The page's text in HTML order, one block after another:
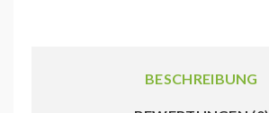
BESCHREIBUNG